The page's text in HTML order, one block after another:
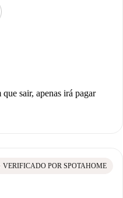
sair, apenas irá pagar
VERIFICADO POR SPOTAHOME